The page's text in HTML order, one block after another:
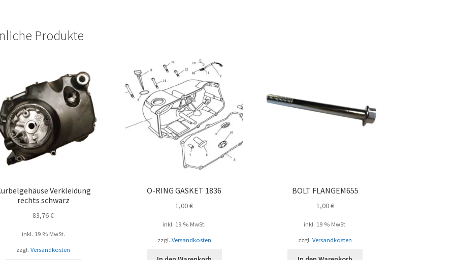
Produkte
Verkleidung
rechts schwarz
83,76€
inkl. 19 % MwSt.
zzgl.Versandkosten
O-RING GASKET 1836
1,00€
inkl. 19 % MwSt.
zzgl. Versandkosten
BOLT FLANGEM655
1,00€
inkl. 19 % MwSt.
zzgl.Versandkosten